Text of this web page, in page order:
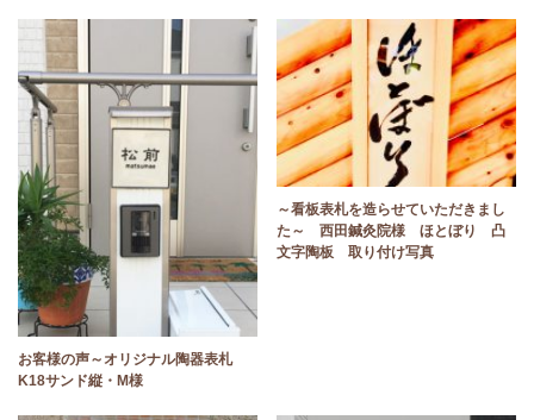
お客様の声～オリジナル陶器表札
K18サンド縦・M様
～看板表札を造らせていただきまし
た～ 西田鍼灸院様 ほとぼり 凸
文字陶板 取り付け写真